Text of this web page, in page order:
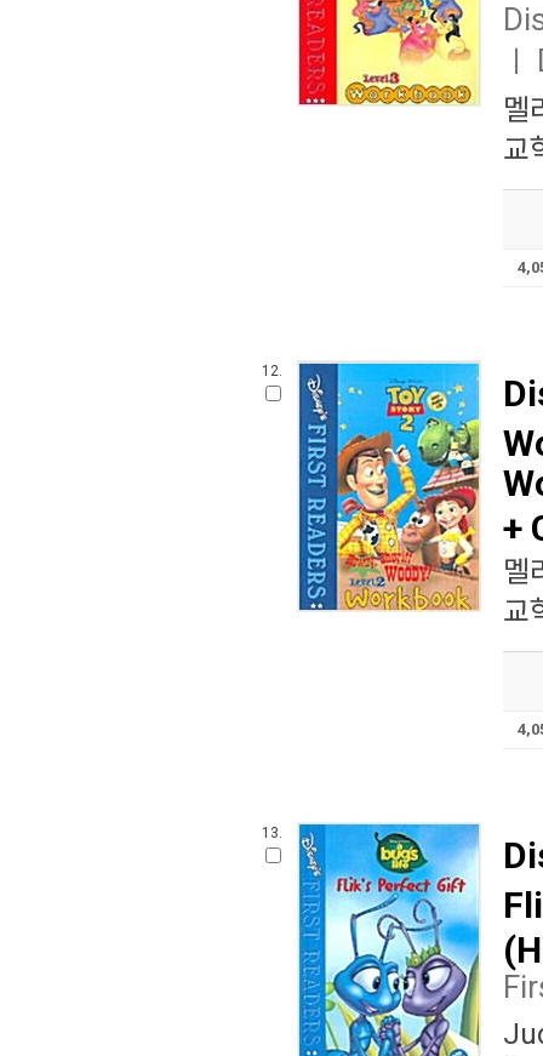
멜
교
12.
+
멜
교
13.